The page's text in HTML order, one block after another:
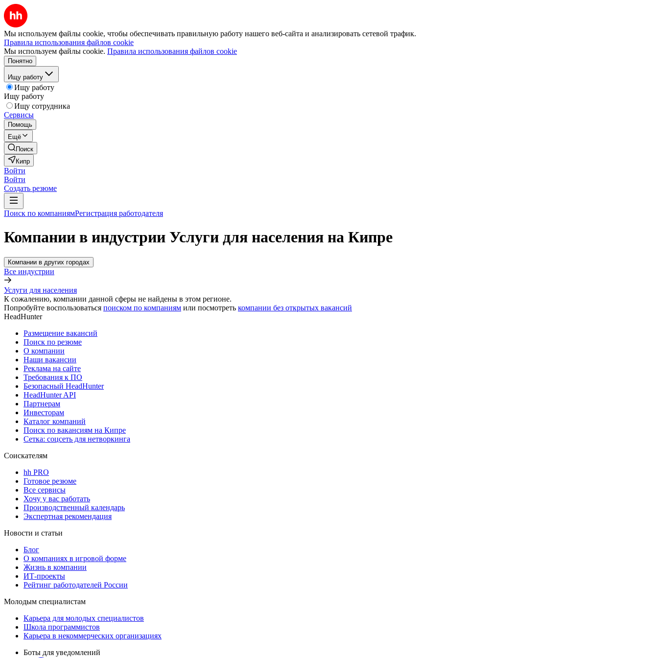
Мы используем файлы cookie, чтобы обеспечивать правильную работу нашего веб-сайта и анализировать сетевой трафик.
Правила использования файлов cookie
Мы используем файлы cookie. Правила использования файлов cookie
Понятно
Ищу работу
Ищу работу
Ищу работу
Ищу сотрудника
Сервисы
Помощь
Ещё
Поиск
Кипр
Войти
Войти
Создать резюме
Поиск по компаниямРегистрация работодателя
Компании в индустрии Услуги для населения на Кипре
Компании в других городах
Все индустрии
Услуги для населения
К сожалению, компании данной сферы не найдены в этом регионе.
Попробуйте воспользоваться поиском по компаниям или посмотреть компании без открытых вакансий
HeadHunter
Размещение вакансий
Поиск по резюме
О компании
Наши вакансии
Реклама на сайте
Требования к ПО
Безопасный HeadHunter
HeadHunter API
Партнерам
Инвесторам
Каталог компаний
Поиск по вакансиям на Кипре
Сетка: соцсеть для нетворкинга
Соискателям
hh PRO
Готовое резюме
Все сервисы
Хочу у вас работать
Производственный календарь
Экспертная рекомендация
Новости и статьи
Блог
О компаниях в игровой форме
Жизнь в компании
ИТ-проекты
Рейтинг работодателей России
Молодым специалистам
Карьера для молодых специалистов
Школа программистов
Карьера в некоммерческих организациях
Боты для уведомлений